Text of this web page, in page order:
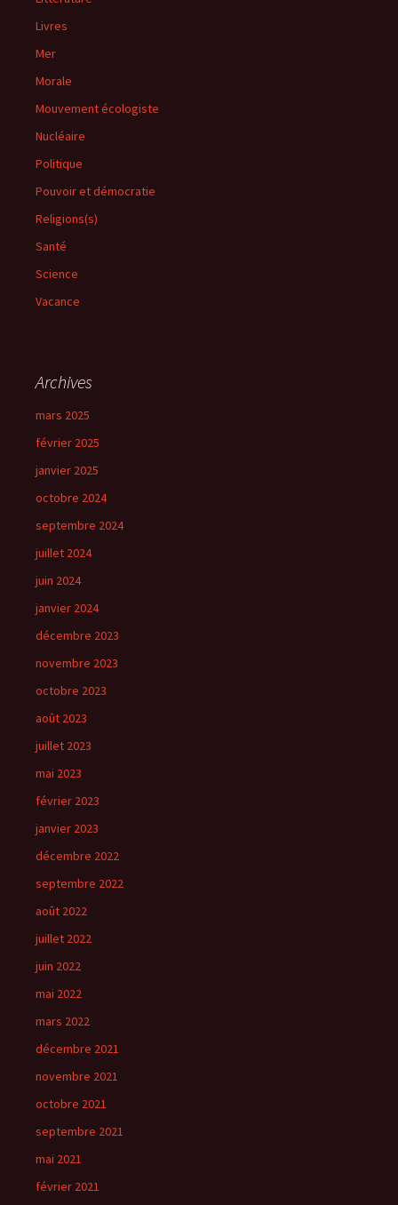
Livres
Mer
Morale
Mouvement écologiste
Nucléaire
Politique
Pouvoir et démocratie
Religions(s)
Santé
Science
Vacance
Archives
mars 2025
février 2025
janvier 2025
octobre 2024
septembre 2024
juillet 2024
juin 2024
janvier 2024
décembre 2023
novembre 2023
octobre 2023
août 2023
juillet 2023
mai 2023
février 2023
janvier 2023
décembre 2022
septembre 2022
août 2022
juillet 2022
juin 2022
mai 2022
mars 2022
décembre 2021
novembre 2021
octobre 2021
septembre 2021
mai 2021
février 2021